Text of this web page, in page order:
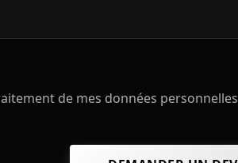
de mes données personnelles